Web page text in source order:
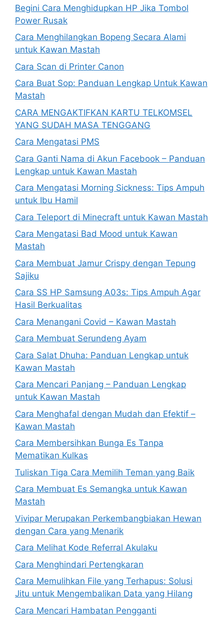
Begini Cara Menghidupkan HP Jika Tombol
Power Rusak
Cara Menghilangkan Bopeng Secara Alami
untuk Kawan Mastah
Cara Scan di Printer Canon
Cara Buat Sop: Panduan Lengkap Untuk Kawan
Mastah
CARA MENGAKTIFKAN KARTU TELKOMSEL
YANG SUDAH MASA TENGGANG
Cara Mengatasi PMS
Cara Ganti Nama di Akun Facebook – Panduan
Lengkap untuk Kawan Mastah
Cara Mengatasi Morning Sickness: Tips Ampuh
untuk Ibu Hamil
Cara Teleport di Minecraft untuk Kawan Mastah
Cara Mengatasi Bad Mood untuk Kawan
Mastah
Cara Membuat Jamur Crispy dengan Tepung
Sajiku
Cara SS HP Samsung A03s: Tips Ampuh Agar
Hasil Berkualitas
Cara Menangani Covid – Kawan Mastah
Cara Membuat Serundeng Ayam
Cara Salat Dhuha: Panduan Lengkap untuk
Kawan Mastah
Cara Mencari Panjang – Panduan Lengkap
untuk Kawan Mastah
Cara Menghafal dengan Mudah dan Efektif –
Kawan Mastah
Cara Membersihkan Bunga Es Tanpa
Mematikan Kulkas
Tuliskan Tiga Cara Memilih Teman yang Baik
Cara Membuat Es Semangka untuk Kawan
Mastah
Vivipar Merupakan Perkembangbiakan Hewan
dengan Cara yang Menarik
Cara Melihat Kode Referral Akulaku
Cara Menghindari Pertengkaran
Cara Memulihkan File yang Terhapus: Solusi
Jitu untuk Mengembalikan Data yang Hilang
Cara Mencari Hambatan Pengganti